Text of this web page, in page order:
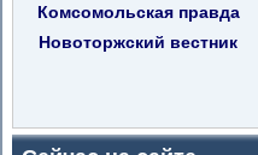
Комсомольская правда
Новоторжский вестник